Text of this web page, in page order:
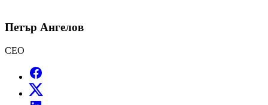
Петър Ангелов
CEO